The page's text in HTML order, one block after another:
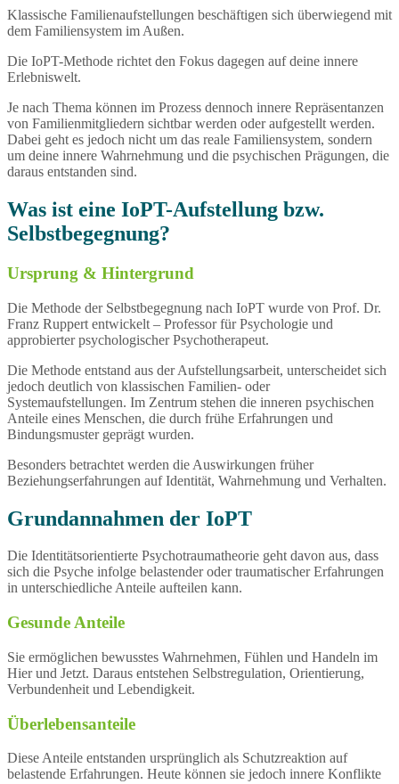
Klassische Familienaufstellungen beschäftigen sich überwiegend mit
dem Familiensystem im Außen.
Die IoPT-Methode richtet den Fokus dagegen auf deine innere
Erlebniswelt.
Je nach Thema können im Prozess dennoch innere Repräsentanzen
von Familienmitgliedern sichtbar werden oder aufgestellt werden.
Dabei geht es jedoch nicht um das reale Familiensystem, sondern
um deine innere Wahrnehmung und die psychischen Prägungen, die
daraus entstanden sind.
Was ist eine IoPT-Aufstellung bzw.
Selbstbegegnung?
Ursprung & Hintergrund
Die Methode der Selbstbegegnung nach IoPT wurde von Prof. Dr.
Franz Ruppert entwickelt – Professor für Psychologie und
approbierter psychologischer Psychotherapeut.
Die Methode entstand aus der Aufstellungsarbeit, unterscheidet sich
jedoch deutlich von klassischen Familien- oder
Systemaufstellungen. Im Zentrum stehen die inneren psychischen
Anteile eines Menschen, die durch frühe Erfahrungen und
Bindungsmuster geprägt wurden.
Besonders betrachtet werden die Auswirkungen früher
Beziehungserfahrungen auf Identität, Wahrnehmung und Verhalten.
Grundannahmen der IoPT
Die Identitätsorientierte Psychotraumatheorie geht davon aus, dass
sich die Psyche infolge belastender oder traumatischer Erfahrungen
in unterschiedliche Anteile aufteilen kann.
Gesunde Anteile
Sie ermöglichen bewusstes Wahrnehmen, Fühlen und Handeln im
Hier und Jetzt. Daraus entstehen Selbstregulation, Orientierung,
Verbundenheit und Lebendigkeit.
Überlebensanteile
Diese Anteile entstanden ursprünglich als Schutzreaktion auf
belastende Erfahrungen. Heute können sie jedoch innere Konflikte